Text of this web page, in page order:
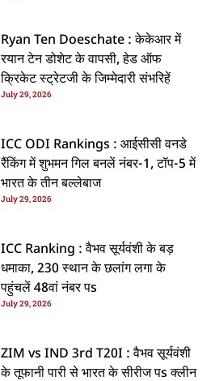
Ryan Ten Doeschate : केकेआर में
रयान टेन डोशेट के वापसी, हेड ऑफ
क्रिकेट स्ट्रेटजी के जिम्मेदारी संभरिहें
July 29, 2026
ICC ODI Rankings : आईसीसी वनडे
रैंकिंग में शुभमन गिल बनलें नंबर-1, टॉप-5 में
भारत के तीन बल्लेबाज
July 29, 2026
ICC Ranking : वैभव सूर्यवंशी के बड़
धमाका, 230 स्थान के छलांग लगा के
पहुंचलें 48वां नंबर पs
July 29, 2026
ZIM vs IND 3rd T20I : वैभव सूर्यवंशी
के तूफानी पारी से भारत के सीरीज पs क्लीन